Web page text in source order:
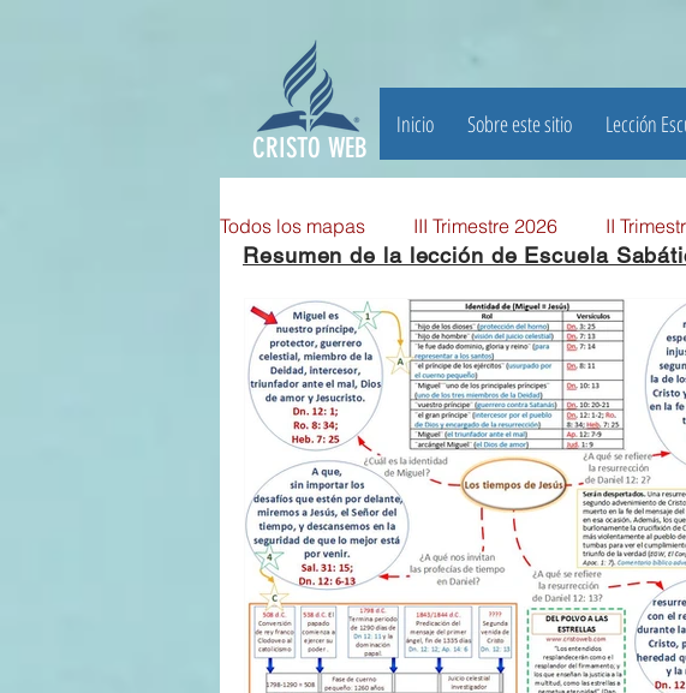
CRISTO WEB
Inicio Sobre este sitio Lección
Todos los mapas III Trimestre 2026 II
III TRIMESTRE 2025 II Trimestre 2025
II TRIMESTRE 2024 I TRIMESTRE 2024
II TRIMESTRE 2023 I TRIMESTRE 2023
II TRIMESTRE 2022 I TRIMESTRE 2022
Resumen de la lección de Escuela